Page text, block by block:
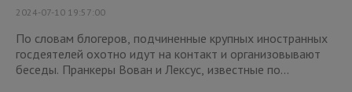
2024-07-10 19:57:00
По словам блогеров, подчиненные крупных иностранных
госдеятелей охотно идут на контакт и организовывают
беседы. Пранкеры Вован и Лексус, известные по...